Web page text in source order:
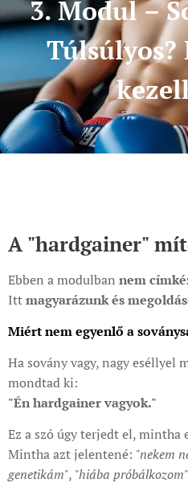
3. Modul –
A "hardgainer"
Ebben a modulban nem
Ittmagyarázunk és
Miért nem egyenlő a
Ha sovány vagy, nagy eséllyel
mondtad ki:
"Én hardgainer vagyok."
Ez a szó úgy terjedt el, mintha
Mintha azt jelentené: "nekem
genetikám", "hiába próbálkozom"